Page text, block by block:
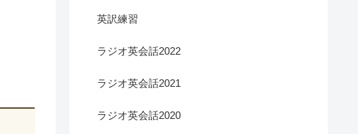
英訳練習
ラジオ英会話2022
ラジオ英会話2021
ラジオ英会話2020